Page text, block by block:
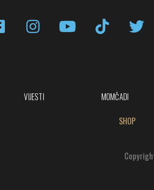
VIJESTI MOMČADI
SHOP